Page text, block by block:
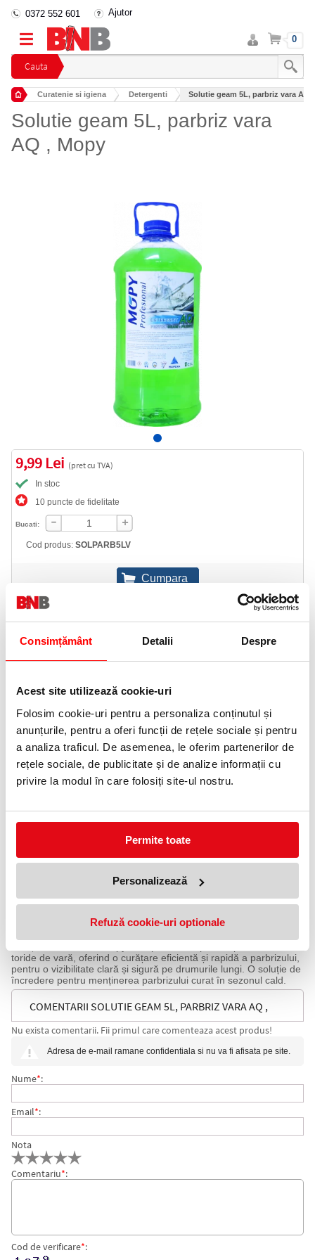
Consimțământ Detalii Despre
Acest site utilizează cookie-uri
Folosim cookie-uri pentru a personaliza conținutul și
anunțurile, pentru a oferi funcții de rețele sociale și pentru
a analiza traficul. De asemenea, le oferim partenerilor de
rețele sociale, de publicitate și de analize informații cu
privire la modul în care folosiți site-ul nostru.
Permite toate
Personalizează
Refuză cookie-uri optionale
Cauta
0372 552 601 Ajutor
Intra
in
cont
Cos 0
Curatenie si igiena
Detergenti
Solutie geam 5L, parbriz vara AQ
Solutie geam 5L, parbriz vara
AQ , Mopy
9,99 Lei (pret cu TVA)
In stoc
10 puncte de fidelitate
Bucati:
Cod produs: SOLPARB5LV
Adauga in wishlist
, Mopy
Caracteristici principale:
pentru vară elimină rapid murdăria, urmele de insecte și
pentru utilizarea la temperaturi de peste +5°C, oferind
Compatibilitate universală: Poate fi folosită pentru toate tipurile de
autovehicule, asigurând o curățare eficientă.
Utilizare:
Ideală pentru utilizarea în timpul verii, oferind protecție împotriva
toride de vară, oferind o curățare eficientă și rapidă a parbrizului,
pentru o vizibilitate clară și sigură pe drumurile lungi. O soluție de
încredere pentru menținerea parbrizului curat în sezonul cald.
COMENTARII SOLUTIE GEAM 5L, PARBRIZ VARA AQ ,
Nu exista comentarii. Fii primul care comenteaza acest produs!
Adresa de e-mail ramane confidentiala si nu va fi afisata pe site.
Nume*:
Email*:
Nota
Comentariu*:
Cod de verificare*: